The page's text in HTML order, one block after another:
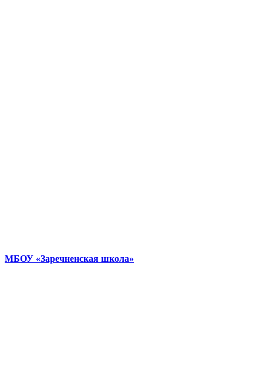
МБОУ «Заречненская школа»